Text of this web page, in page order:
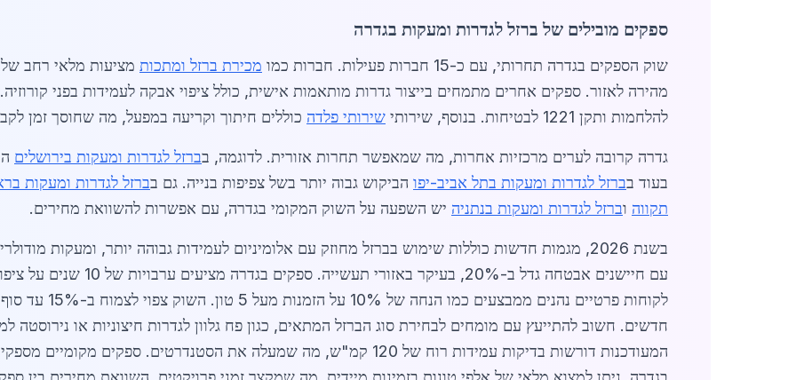
ספקים מובילים של ברזל לגדרות ומעקות בגדרה
שוק הספקים בגדרה תחרותי, עם כ-15 חברות פעילות. חברות כמו מכירת ברזל ומתכות מציעות מלאי רחב של
להלחמות ותקן 1221 לבטיחות. בנוסף, שירותי שירותי פלדה כוללים חיתוך וקריעה במפעל, מה שחוסך זמן
גדרה קרובה לערים מרכזיות אחרות, מה שמאפשר תחרות אזורית. לדוגמה, בברזל לגדרות ומעקות בירושלים
בעוד בברזל לגדרות ומעקות בתל אביב-יפו הביקוש גבוה יותר בשל צפיפות בנייה. גם בברזל לגדרות ומעקות
תקווה וברזל לגדרות ומעקות בנתניה יש השפעה על השוק המקומי בגדרה, עם אפשרות להשוואת מחירים.
בשנת 2026, מגמות חדשות כוללות שימוש בברזל מחוזק עם אלומיניום לעמידות גבוהה יותר, ומעקות
עם חיישנים אבטחה גדל ב-20%,
חדשים. חשוב להתייעץ עם מומחים לבחירת סוג הברזל המתאים, כגון פח גלוון לגדרות חיצוניות או נירוסטה